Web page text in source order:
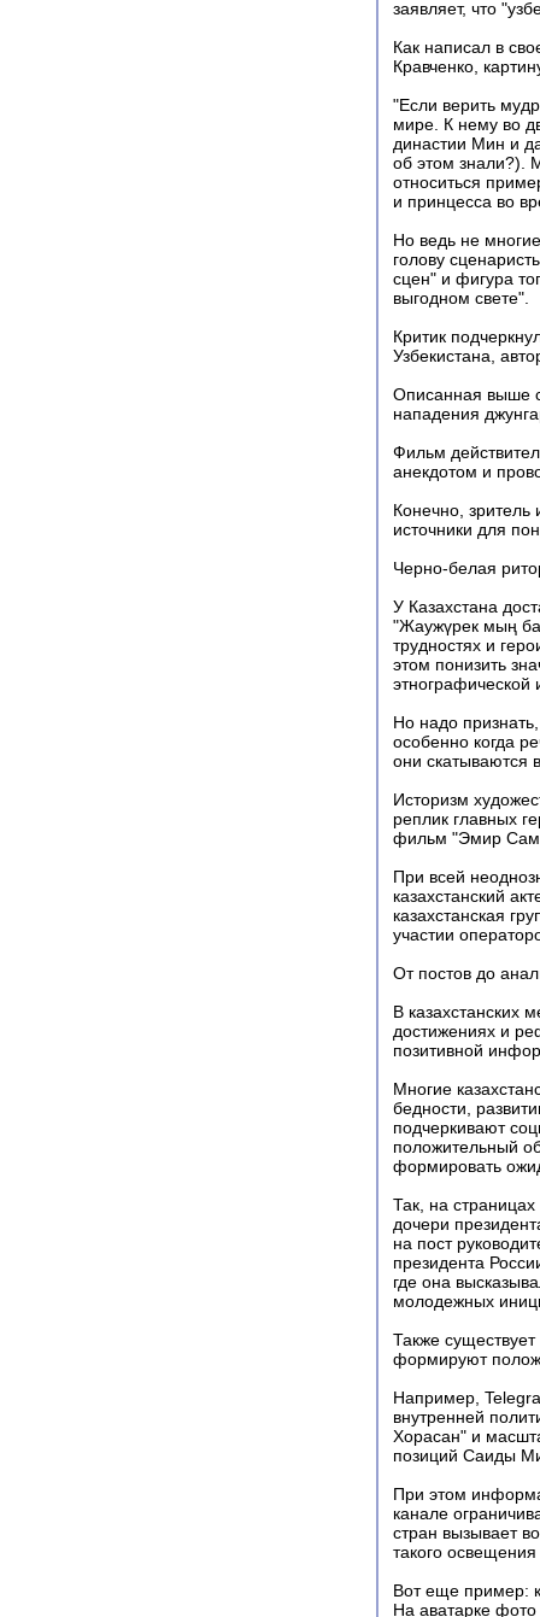
заявляет, что
Как написал в
Кравченко,
"Если верить
мире. К нему во
династии Мин и
об этом знали?).
относиться
и принцесса во
Но ведь не
голову
сцен" и фигура
выгодном свете".
Критик
Узбекистана,
Описанная выше
нападения
Фильм
анекдотом и
Конечно, зритель
источники для
Черно-белая
У Казахстана
"Жаужүрек мың
трудностях и
этом понизить
этнографической
Но надо
особенно когда
они скатываются
Историзм
реплик главных
фильм "Эмир
При всей
казахстанский
казахстанская
участии
От постов до
В казахстанских
достижениях и
позитивной
Многие
бедности,
подчеркивают
положительный
формировать
Так, на
дочери
на пост
президента
где она
молодежных
Также
формируют
Например,
внутренней
Хорасан" и
позиций Саиды
При этом
канале
стран вызывает
такого
Вот еще пример:
На аватарке фото